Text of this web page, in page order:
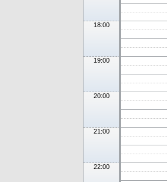
18:00
19:00
20:00
21:00
22:00